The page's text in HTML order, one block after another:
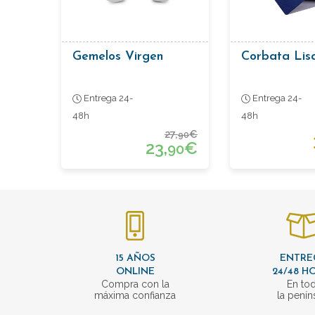
Gemelos Virgen
Entrega 24-
48h
27,90€
23,90€
Corbata
Entrega 24-
48h
15 AÑOS
ONLINE
Compra con la
máxima confianza
24/48
En
la